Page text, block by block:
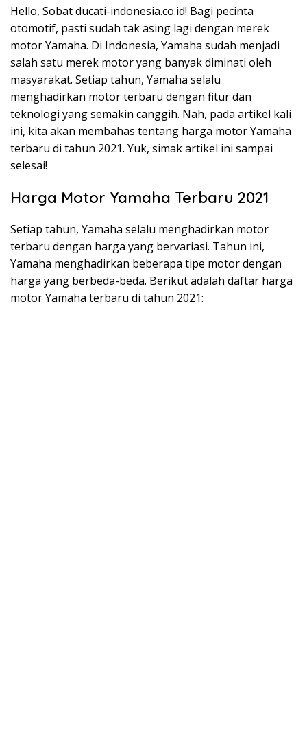
Hello, Sobat ducati-indonesia.co.id! Bagi pecinta
otomotif, pasti sudah tak asing lagi dengan merek
motor Yamaha. Di Indonesia, Yamaha sudah menjadi
salah satu merek motor yang banyak diminati oleh
masyarakat. Setiap tahun, Yamaha selalu
menghadirkan motor terbaru dengan fitur dan
teknologi yang semakin canggih. Nah, pada artikel kali
ini, kita akan membahas tentang harga motor Yamaha
terbaru di tahun 2021. Yuk, simak artikel ini sampai
selesai!
Harga Motor Yamaha Terbaru 2021
Setiap tahun, Yamaha selalu menghadirkan motor
terbaru dengan harga yang bervariasi. Tahun ini,
Yamaha menghadirkan beberapa tipe motor dengan
harga yang berbeda-beda. Berikut adalah daftar harga
motor Yamaha terbaru di tahun 2021: